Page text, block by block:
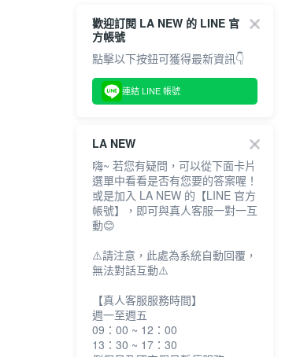
歡迎訂閱 LA NEW 的 LINE 官
方帳號
點擊以下按鈕可獲得最新資訊👇
連結 LINE 帳號
LA NEW
嗨~ 若您有疑問，可以從下面卡片
選單中看看是否有您要的答案喔！
或是加入 LA NEW 的【LINE 官方
帳號】，即可與真人客服一對一互
動😊
⚠️請注意，此處為系統自動回覆，
無法對話互動⚠️
【真人客服服務時間】
週一至週五
09：00 ~ 12：00
13：30 ~ 17：30